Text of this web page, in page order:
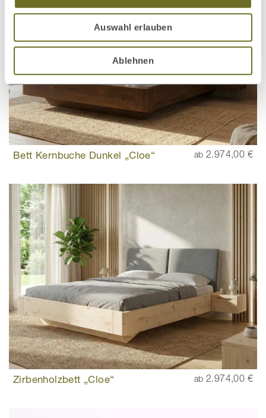
Auswahl erlauben
Ablehnen
Bett Kernbuche Dunkel „Cloe“ ab 2.974,00 €
Zirbenholzbett „Cloe“ ab 2.974,00 €